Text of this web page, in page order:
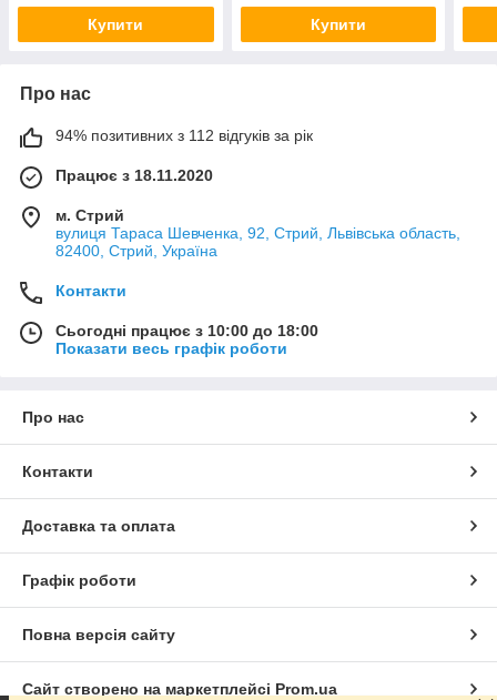
Купити Купити
Про нас
94% позитивних з 112 відгуків за рік
Працює з 18.11.2020
м. Стрий
вулиця Тараса Шевченка, 92, Стрий, Львівська область,
82400, Стрий, Україна
Контакти
Сьогодні працює з 10:00 до 18:00
Показати весь графік роботи
Про нас
Контакти
Доставка та оплата
Графік роботи
Повна версія сайту
Сайт створено на маркетплейсі Prom.ua